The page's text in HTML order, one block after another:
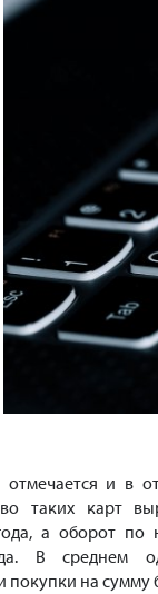
и в
таких карт
а оборот по
В среднем
на сумму